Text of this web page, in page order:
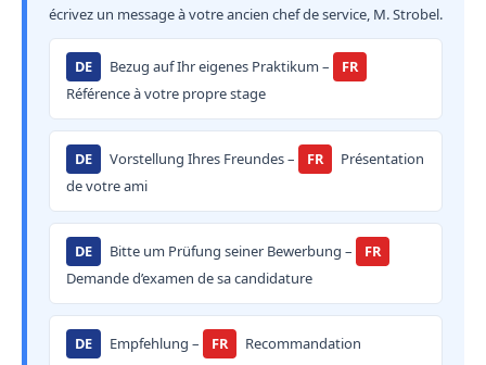
écrivez un message à votre ancien chef de service, M. Strobel.
DE Bezug auf Ihr eigenes Praktikum –
FR
Référence à votre propre stage
DE Vorstellung Ihres Freundes – FR
Présentation
de votre ami
DE Bitte um Prüfung seiner Bewerbung –
FR
Demande d’examen de sa candidature
DE Empfehlung – FR Recommandation